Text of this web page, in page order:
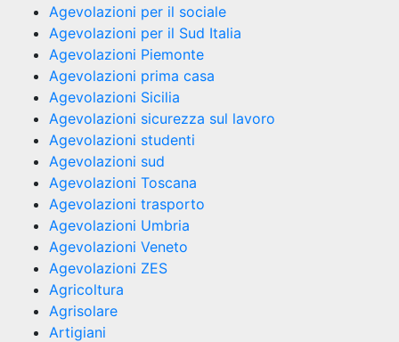
Agevolazioni per il sociale
Agevolazioni per il Sud Italia
Agevolazioni Piemonte
Agevolazioni prima casa
Agevolazioni Sicilia
Agevolazioni sicurezza sul lavoro
Agevolazioni studenti
Agevolazioni sud
Agevolazioni Toscana
Agevolazioni trasporto
Agevolazioni Umbria
Agevolazioni Veneto
Agevolazioni ZES
Agricoltura
Agrisolare
Artigiani